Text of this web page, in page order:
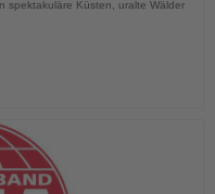
spektakuläre Küsten, uralte Wälder